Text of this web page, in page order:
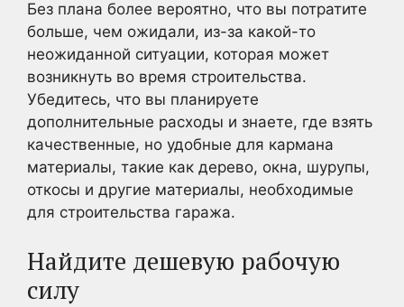
Без плана более вероятно, что вы потратите
больше, чем ожидали, из-за какой-то
неожиданной ситуации, которая может
возникнуть во время строительства.
Убедитесь, что вы планируете
дополнительные расходы и знаете, где взять
качественные, но удобные для кармана
материалы, такие как дерево, окна, шурупы,
откосы и другие материалы, необходимые
для строительства гаража.
Найдите дешевую рабочую
силу